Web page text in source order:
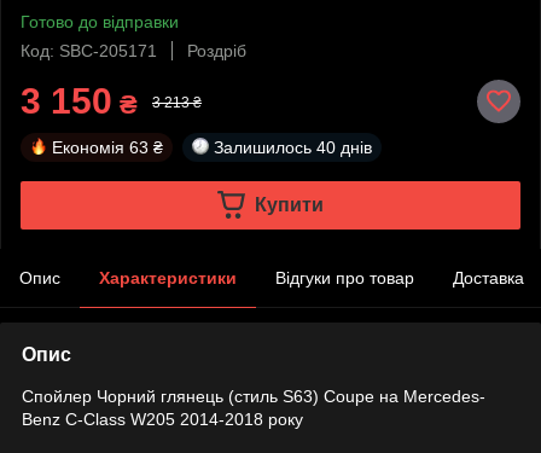
Готово до відправки
Код: SBC-205171
Роздріб
3 150 ₴ 3 213 ₴
Економія 63 ₴ Залишилось 40 днів
Купити
Опис Характеристики Відгуки про товар Доставка
Опис
Спойлер Чорний глянець (стиль S63) Coupe на Mercedes-
Benz C-Class W205 2014-2018 року